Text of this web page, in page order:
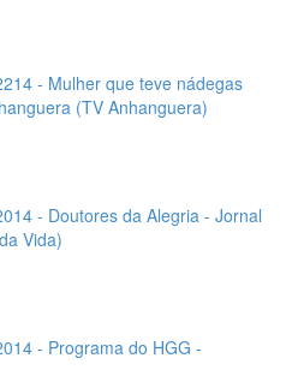
- Mulher que teve nádegas
(TV Anhanguera)
- Doutores da Alegria - Jornal
Vida)
- Programa do HGG -